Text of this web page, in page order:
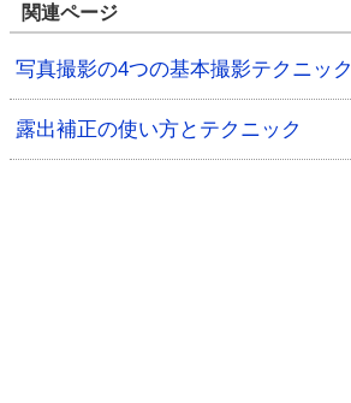
関連ページ
写真撮影の4つの基本撮影テクニック
露出補正の使い方とテクニック